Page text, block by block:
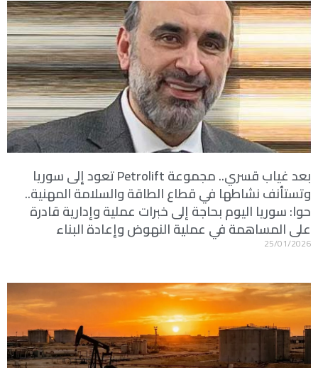
بعد غياب قسري.. مجموعة Petrolift تعود إلى سوريا
وتستأنف نشاطها في قطاع الطاقة والسلامة المهنية..
حوا: سوريا اليوم بحاجة إلى خبرات عملية وإدارية قادرة
على المساهمة في عملية النهوض وإعادة البناء
25/01/2026